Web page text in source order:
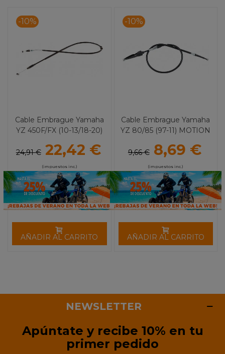
-10%
Cable Embrague Yamaha
YZ 450F/FX (10-13/18-20)
24,91 € 22,42 €
(impuestos inc.)
AÑADIR AL CARRITO
-10%
Cable Embrague Yamaha
YZ 80/85 (97-11) MOTION
9,66 € 8,69 €
(impuestos inc.)
AÑADIR AL CARRITO
NEWSLETTER
Apúntate y recibe 10% en tu
primer pedido